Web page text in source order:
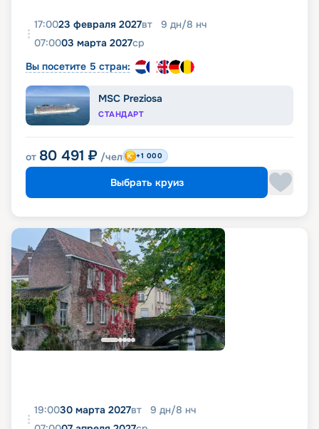
17:0023 февраля 2027вт 9 дн/8 нч
07:0003 марта 2027ср
Вы посетите 5 стран:
MSC Preziosa
СТАНДАРТ
от 80 491 ₽ /чел +1 000
Выбрать круиз
19:0030 марта 2027вт 9 дн/8 нч